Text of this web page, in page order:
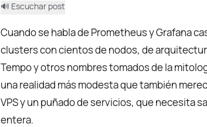
🔊 Escuchar post
Cuando se habla de Prometheus y Grafana
clusters con cientos de nodos, de
Tempo y otros nombres tomados de la
una realidad más modesta que también
VPS y un puñado de servicios, que necesita
entera.